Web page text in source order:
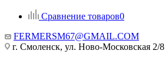
Сравнение товаров0
FERMERSM67@GMAIL.COM
г. Смоленск, ул. Ново-Московская 2/8